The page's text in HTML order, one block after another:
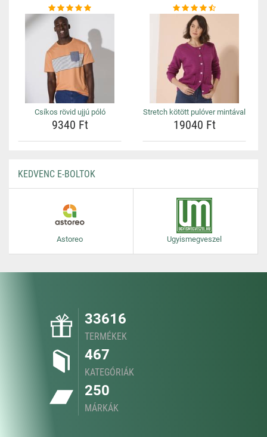
Csíkos rövid ujjú póló
9340 Ft
Stretch kötött pulóver mintával
19040 Ft
KEDVENC E-BOLTOK
Astoreo Ugyismegveszel
33616
TERMÉKEK
467
KATEGÓRIÁK
250
MÁRKÁK